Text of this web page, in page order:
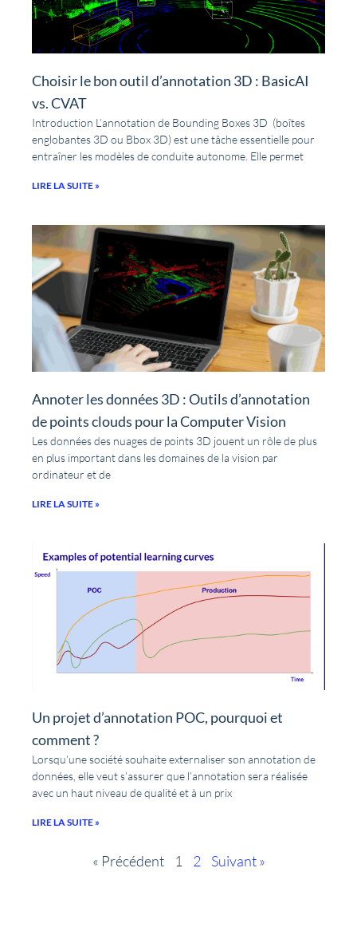
Choisir le bon outil d’annotation 3D : BasicAI
vs. CVAT
Introduction L’annotation de Bounding Boxes 3D (boîtes
englobantes 3D ou Bbox 3D) est une tâche essentielle pour
entraîner les modèles de conduite autonome. Elle permet
LIRE LA SUITE »
Annoter les données 3D : Outils d’annotation
de points clouds pour la Computer Vision
Les données des nuages de points 3D jouent un rôle de plus
en plus important dans les domaines de la vision par
ordinateur et de
LIRE LA SUITE »
Un projet d’annotation POC, pourquoi et
comment ?
Lorsqu’une société souhaite externaliser son annotation de
données, elle veut s’assurer que l’annotation sera réalisée
avec un haut niveau de qualité et à un prix
LIRE LA SUITE »
« Précédent 1 2 Suivant »